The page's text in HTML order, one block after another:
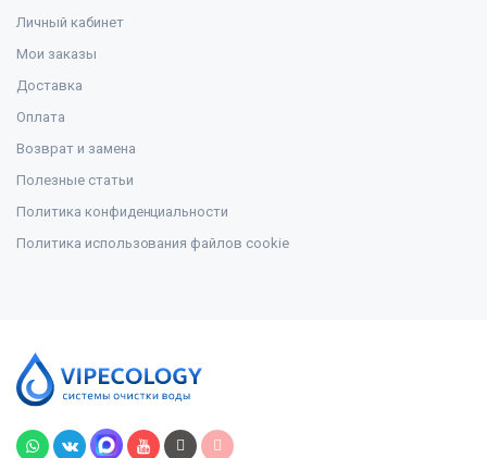
Личный кабинет
Мои заказы
Доставка
Оплата
Возврат и замена
Полезные статьи
Политика конфиденциальности
Политика использования файлов cookie